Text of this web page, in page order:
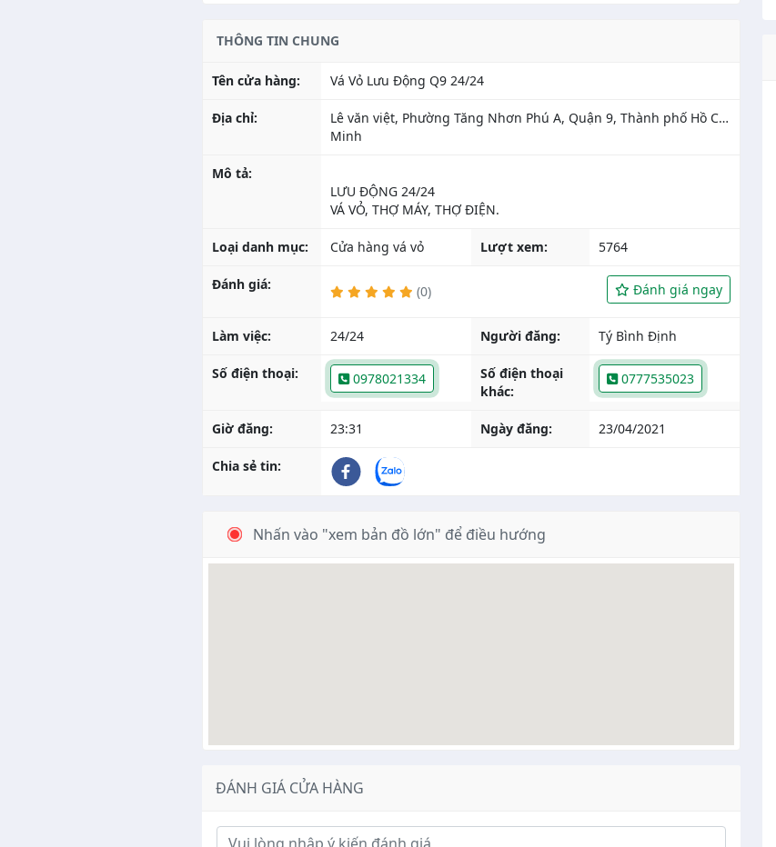
THÔNG TIN CHUNG
Tên cửa hàng: Vá Vỏ Lưu Động Q9 24/24
Địa chỉ:
Lê văn việt, Phường Tăng Nhơn Phú A, Quận 9, Thành phố Hồ Chí
Minh
Mô tả:
LƯU ĐỘNG 24/24
Loại danh mục: Cửa hàng vá vỏ Lượt xem: 5764
Đánh giá: (0) Đánh giá ngay
Làm việc: 24/24 Người đăng: Tý Bình Định
Số điện thoại: 0978021334
Số điện thoại
khác:
0777535023
Giờ đăng: 23:31 Ngày đăng: 23/04/2021
Chia sẻ tin:
Nhấn vào "xem bản đồ lớn" để điều hướng
ĐÁNH GIÁ CỬA HÀNG
Ý kiến đánh giá